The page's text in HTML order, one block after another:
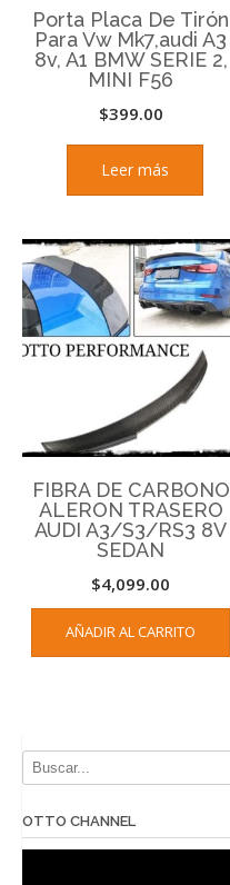
Porta Placa De Tirón
Para Vw Mk7,audi A3
8v, A1 BMW SERIE 2,
MINI F56
$399.00
Leer más
FIBRA DE CARBONO
ALERON TRASERO
AUDI A3/S3/RS3 8V
SEDAN
$4,099.00
AÑADIR AL CARRITO
OTTO CHANNEL